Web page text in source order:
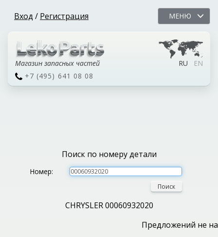
Вход / Регистрация МЕНЮ
Магазин запасных частей RU
EN
+7 (495) 641 08 08
Поиск по номеру детали
Номер:
Поиск
CHRYSLER 00060932020
Предложений не